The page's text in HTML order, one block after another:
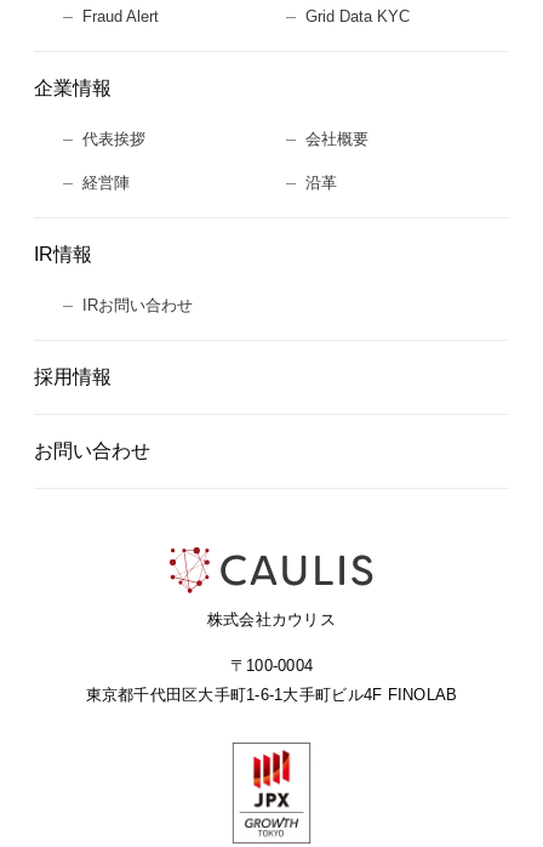
株式会社カウリス
〒100-0004
東京都千代田区大手町1-6-1大手町ビル4F FINOLAB
Fraud Alert Grid Data KYC
企業情報
代表挨拶 会社概要
経営陣 沿革
IR情報
IRお問い合わせ
採用情報
お問い合わせ